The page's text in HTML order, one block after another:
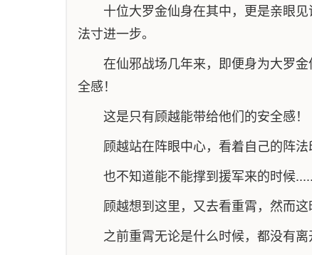
十位大罗金仙身在其中，更是亲眼
法寸进一步。
在仙邪战场几年来，即便身为大罗
全感！
这是只有顾越能带给他们的安全感！
顾越站在阵眼中心，看着自己的阵
也不知道能不能撑到援军来的时候
顾越想到这里，又去看重霄，然而
之前重霄无论是什么时候，都没有